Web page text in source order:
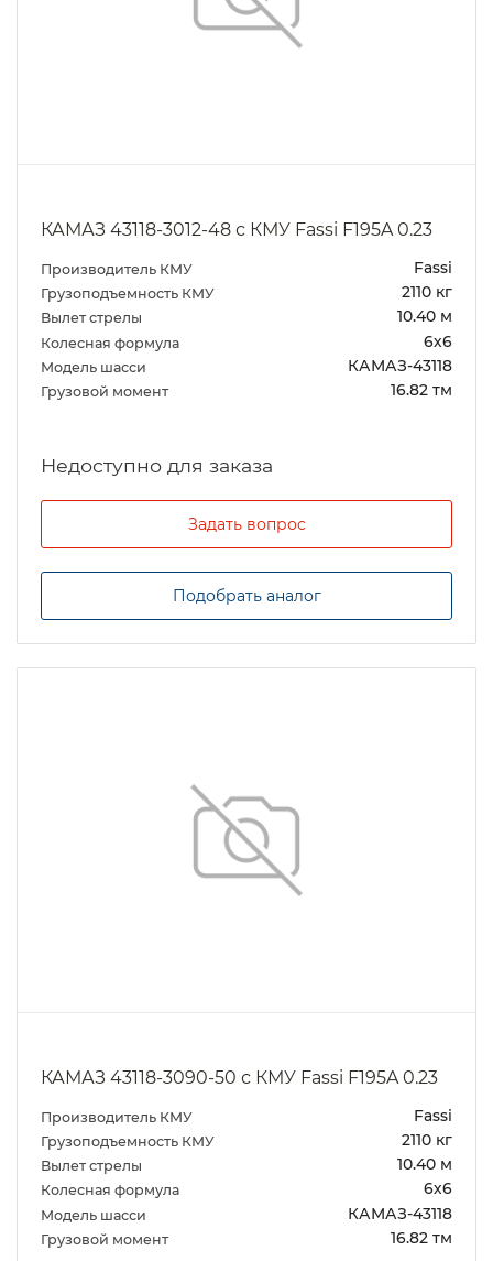
КАМАЗ 43118-3012-48 с КМУ Fassi F195A 0.23
Производитель КМУ Fassi
Грузоподъемность КМУ 2110 кг
Вылет стрелы 10.40 м
Колесная формула 6х6
Модель шасси КАМАЗ-43118
Грузовой момент 16.82 тм
Задать вопрос
Подобрать аналог
КАМАЗ 43118-3090-50 с КМУ Fassi F195A 0.23
Производитель КМУ Fassi
Грузоподъемность КМУ 2110 кг
Вылет стрелы 10.40 м
Колесная формула 6х6
Модель шасси КАМАЗ-43118
Грузовой момент 16.82 тм